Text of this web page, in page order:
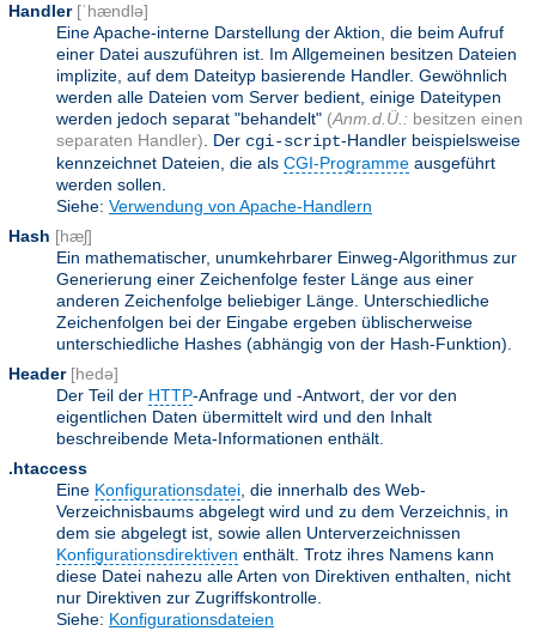
Handler [ˈhændlə]
Eine Apache-interne Darstellung der Aktion, die beim Aufruf
einer Datei auszuführen ist. Im Allgemeinen besitzen Dateien
implizite, auf dem Dateityp basierende Handler. Gewöhnlich
werden alle Dateien vom Server bedient, einige Dateitypen
werden jedoch separat "behandelt" (Anm.d.Ü.: besitzen einen
separaten Handler) . Der cgi-script-Handler beispielsweise
kennzeichnet Dateien, die als CGI-Programme ausgeführt
werden sollen.
Siehe: Verwendung von Apache-Handlern
Hash [hæʃ]
Ein mathematischer, unumkehrbarer Einweg-Algorithmus zur
Generierung einer Zeichenfolge fester Länge aus einer
anderen Zeichenfolge beliebiger Länge. Unterschiedliche
Zeichenfolgen bei der Eingabe ergeben üblischerweise
unterschiedliche Hashes (abhängig von der Hash-Funktion).
Header [hedə]
Der Teil der HTTP-Anfrage und -Antwort, der vor den
eigentlichen Daten übermittelt wird und den Inhalt
beschreibende Meta-Informationen enthält.
.htaccess
Eine Konfigurationsdatei , die innerhalb des Web-
Verzeichnisbaums abgelegt wird und zu dem Verzeichnis, in
dem sie abgelegt ist, sowie allen Unterverzeichnissen
Konfigurationsdirektiven enthält. Trotz ihres Namens kann
diese Datei nahezu alle Arten von Direktiven enthalten, nicht
nur Direktiven zur Zugriffskontrolle.
Siehe: Konfigurationsdateien